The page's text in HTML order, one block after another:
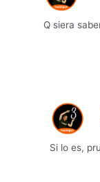
Q siera
Si lo es,